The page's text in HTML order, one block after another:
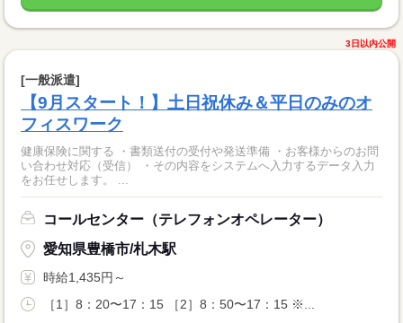
3日以内公開
[一般派遣]
【9月スタート！】土日祝休み＆平日のみのオ
フィスワーク
健康保険に関する ・書類送付の受付や発送準備 ・お客様からのお問
い合わせ対応（受信） ・その内容をシステムへ入力するデータ入力
をお任せします。 ...
コールセンター（テレフォンオペレーター）
愛知県豊橋市/札木駅
時給1,435円～
［1］8：20〜17：15 ［2］8：50〜17：15 ※...